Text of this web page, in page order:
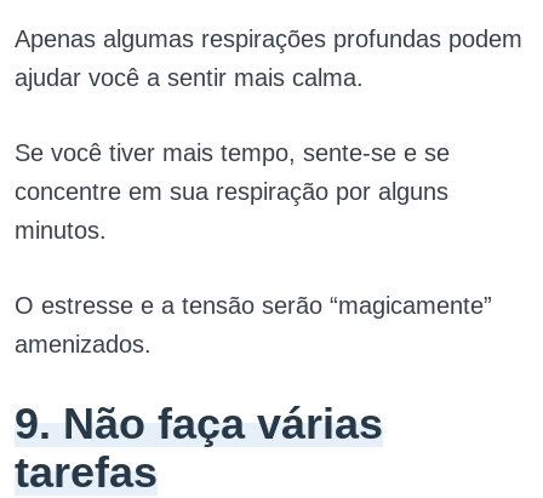
Apenas algumas respirações profundas podem
ajudar você a sentir mais calma.
Se você tiver mais tempo, sente-se e se
concentre em sua respiração por alguns
minutos.
O estresse e a tensão serão “magicamente”
amenizados.
9. Não faça várias
tarefas